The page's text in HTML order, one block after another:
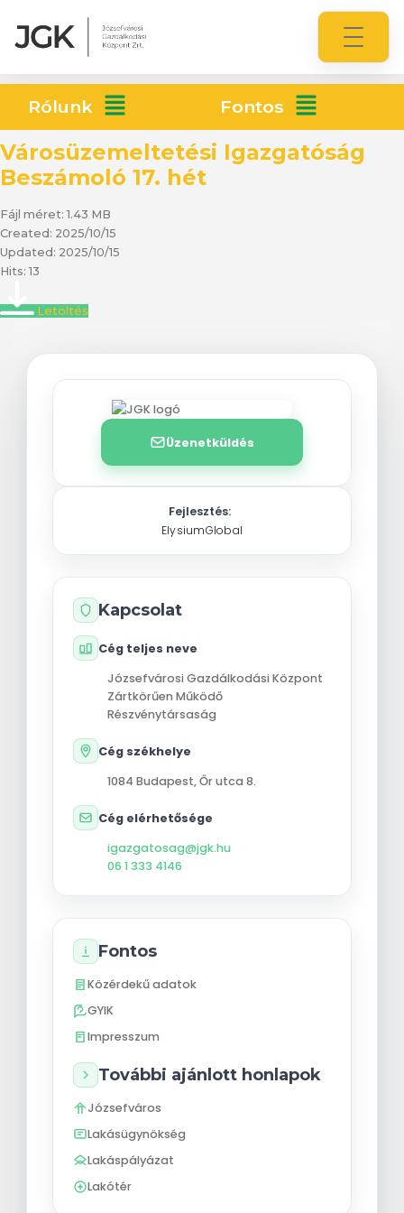
Rólunk Fontos
Városüzemeltetési Igazgatóság
Beszámoló 17. hét
Fájl méret: 1.43 MB
Created: 2025/10/15
Updated: 2025/10/15
Hits: 13
Letöltés
Üzenetküldés
Fejlesztés:
ElysiumGlobal
Kapcsolat
Cég teljes neve
Józsefvárosi Gazdálkodási Központ
Zártkörűen Működő
Részvénytársaság
Cég székhelye
1084 Budapest,Őr utca 8.
Cég elérhetősége
igazgatosag@jgk.hu
06 1 333 4146
Fontos
Közérdekű adatok
GYIK
Impresszum
További ajánlott honlapok
Józsefváros
Lakásügynökség
Lakáspályázat
Lakótér